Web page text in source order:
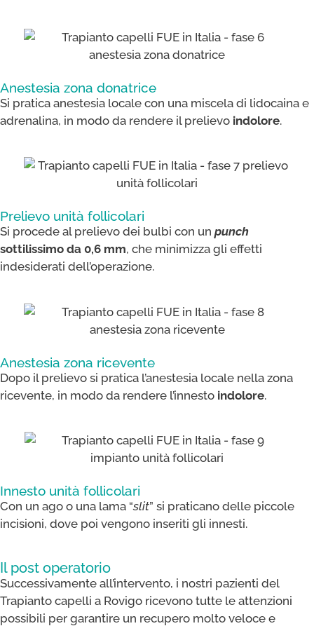
Anestesia zona donatrice​
Si pratica anestesia locale con una miscela di lidocaina e
adrenalina, in modo da rendere il prelievo indolore.
Prelievo unità follicolari​
Si procede al prelievo dei bulbi con un punch
sottilissimo da 0,6 mm, che minimizza gli effetti
indesiderati dell’operazione.
Anestesia zona ricevente
Dopo il prelievo si pratica l’anestesia locale nella zona
ricevente, in modo da rendere l’innesto indolore.
Innesto unità follicolari
Con un ago o una lama “slit” si praticano delle piccole
incisioni, dove poi vengono inseriti gli innesti.
Il post operatorio
Successivamente all’intervento, i nostri pazienti del
Trapianto capelli a Rovigo ricevono tutte le attenzioni
possibili per garantire un recupero molto veloce e